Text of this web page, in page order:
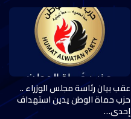
عقب بيان رئاسة مجلس الوزراء ..
حزب حماة الوطن يدين استهداف
إحدى…